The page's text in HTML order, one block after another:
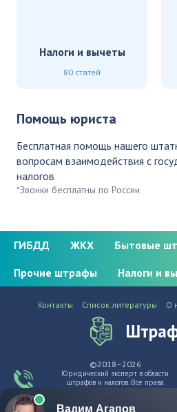
Налоги и вычеты
80 статей
Помощь юриста
Бесплатная помощь нашего
вопросам взаимодействия с
налогов
*Звонки бесплатны по России
ГИБДД ЖКХ
Бытовые
Прочие штрафы
Налоги и
Контакты Список литературы О
©2018–2026
Юридический эксперт в области
штрафов и налогов. Все права